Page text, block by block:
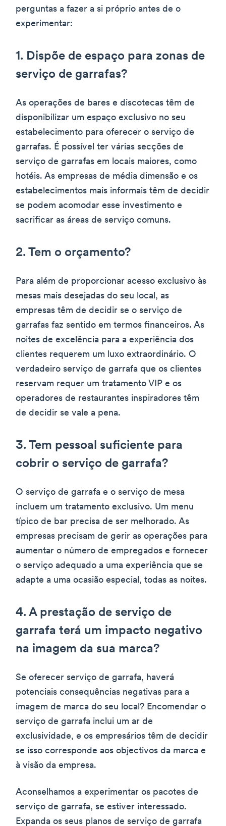
perguntas a fazer a si próprio antes de o
experimentar:
1. Dispõe de espaço para zonas de
serviço de garrafas?
As operações de bares e discotecas têm de
disponibilizar um espaço exclusivo no seu
estabelecimento para oferecer o serviço de
garrafas. É possível ter várias secções de
serviço de garrafas em locais maiores, como
hotéis. As empresas de média dimensão e os
estabelecimentos mais informais têm de decidir
se podem acomodar esse investimento e
sacrificar as áreas de serviço comuns.
2. Tem o orçamento?
Para além de proporcionar acesso exclusivo às
mesas mais desejadas do seu local, as
empresas têm de decidir se o serviço de
garrafas faz sentido em termos financeiros. As
noites de excelência para a experiência dos
clientes requerem um luxo extraordinário. O
verdadeiro serviço de garrafa que os clientes
reservam requer um tratamento VIP e os
operadores de restaurantes inspiradores têm
de decidir se vale a pena.
3. Tem pessoal suficiente para
cobrir o serviço de garrafa?
O serviço de garrafa e o serviço de mesa
incluem um tratamento exclusivo. Um menu
típico de bar precisa de ser melhorado. As
empresas precisam de gerir as operações para
aumentar o número de empregados e fornecer
o serviço adequado a uma experiência que se
adapte a uma ocasião especial, todas as noites.
4. A prestação de serviço de
garrafa terá um impacto negativo
na imagem da sua marca?
Se oferecer serviço de garrafa, haverá
potenciais consequências negativas para a
imagem de marca do seu local? Encomendar o
serviço de garrafa inclui um ar de
exclusividade, e os empresários têm de decidir
se isso corresponde aos objectivos da marca e
à visão da empresa.
Aconselhamos a experimentar os pacotes de
serviço de garrafa, se estiver interessado.
Expanda os seus planos de serviço de garrafa